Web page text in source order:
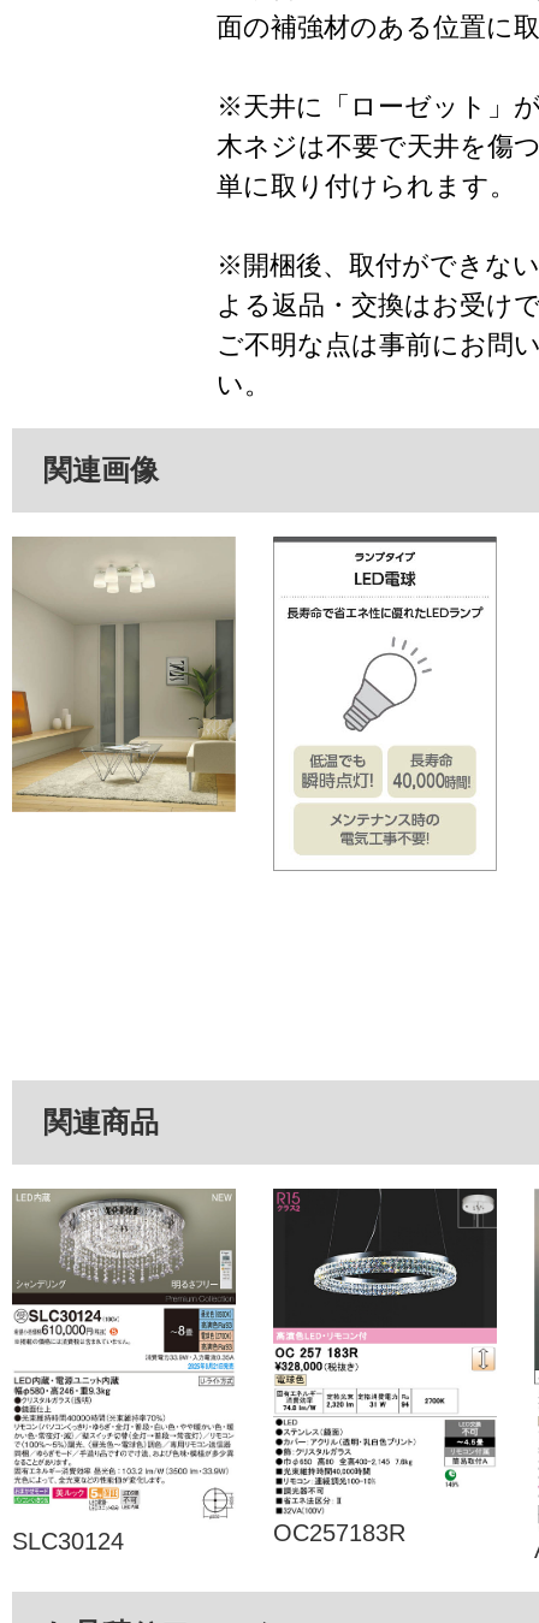
面の補強材のある位置に
※天井に「ローゼット」
木ネジは不要で天井を傷
単に取り付けられます。
※開梱後、取付ができな
よる返品・交換はお受け
ご不明な点は事前にお問
い。
関連画像
関連商品
SLC30124 OC257183R